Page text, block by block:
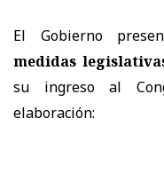
El Gobierno
medidas
su ingreso al
elaboración: